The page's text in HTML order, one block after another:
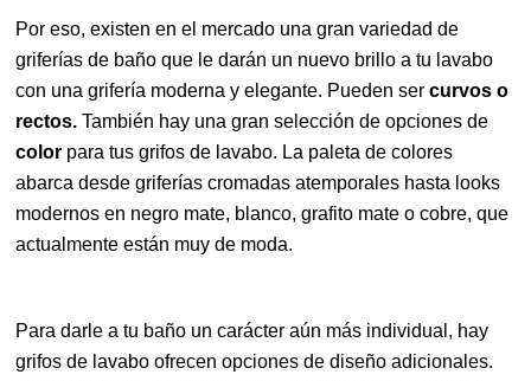
Por eso, existen en el mercado una gran variedad de
griferías de baño que le darán un nuevo brillo a tu lavabo
con una grifería moderna y elegante. Pueden ser curvos o
rectos. También hay una gran selección de opciones de
color para tus grifos de lavabo. La paleta de colores
abarca desde griferías cromadas atemporales hasta looks
modernos en negro mate, blanco, grafito mate o cobre, que
actualmente están muy de moda.
Para darle a tu baño un carácter aún más individual, hay
grifos de lavabo ofrecen opciones de diseño adicionales.